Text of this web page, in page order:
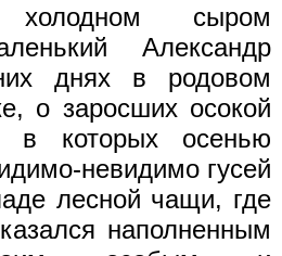
сыром
Александр
днях в родовом
о заросших осокой
в которых осенью
невидимо гусей
лесной чащи, где
наполненным